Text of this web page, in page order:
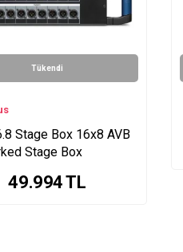
Tükendi
Stage Box 16x8 AVB
Stage Box
49.994TL